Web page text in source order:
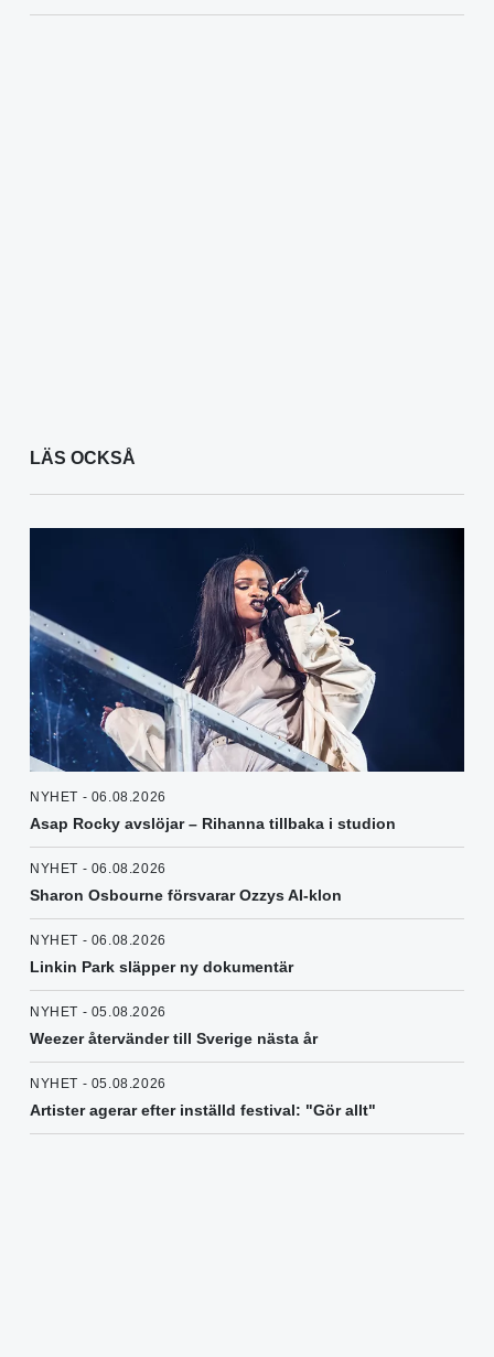
LÄS OCKSÅ
NYHET - 06.08.2026
Asap Rocky avslöjar – Rihanna tillbaka i studion
NYHET - 06.08.2026
Sharon Osbourne försvarar Ozzys AI-klon
NYHET - 06.08.2026
Linkin Park släpper ny dokumentär
NYHET - 05.08.2026
Weezer återvänder till Sverige nästa år
NYHET - 05.08.2026
Artister agerar efter inställd festival: "Gör allt"